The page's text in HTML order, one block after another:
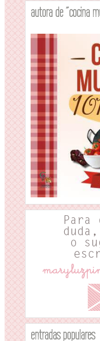
autora de "cocina
entradas populares